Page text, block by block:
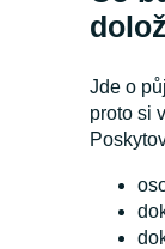
Jde o
proto si